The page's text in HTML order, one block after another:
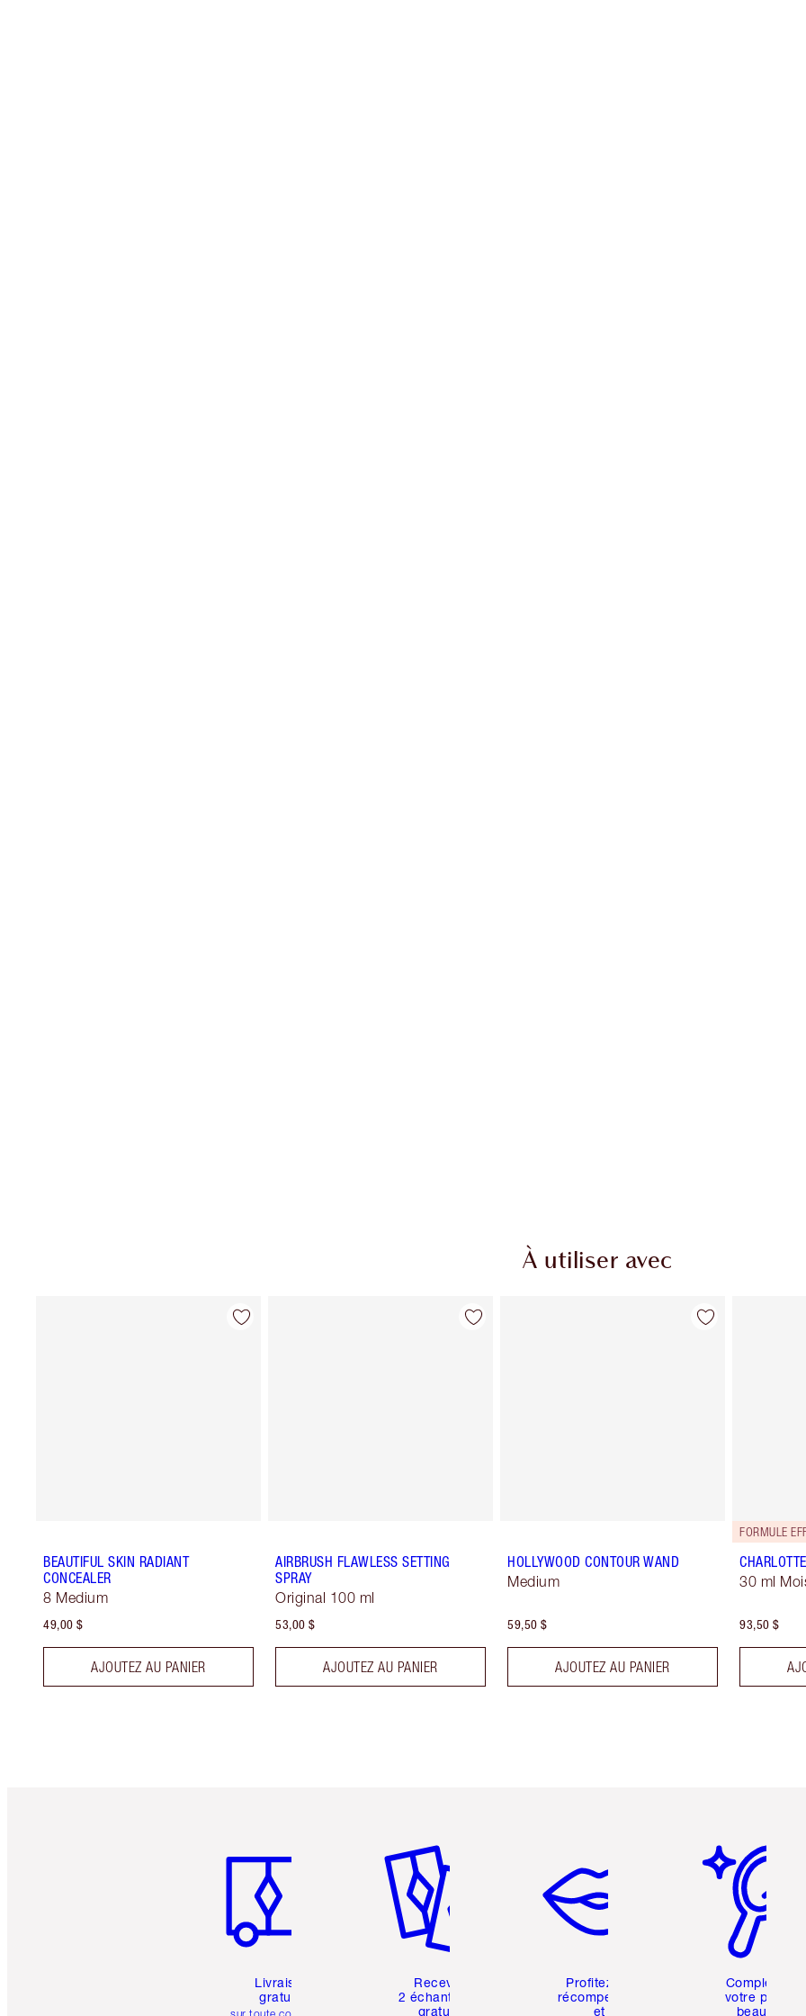
À utiliser avec
BEAUTIFUL SKIN RADIANT
CONCEALER
8 Medium
49,00 $
AJOUTEZ AU PANIER
AIRBRUSH FLAWLESS SETTING
SPRAY
Original 100 ml
53,00 $
AJOUTEZ AU PANIER
HOLLYWOOD CONTOUR WAND
Medium
59,50 $
AJOUTEZ AU PANIER
FORMULE
30 ml
93,50 $
Livraison
gratuite
Recevez
2 échantillons
gratuits
Profitez de
récompenses
et
Compléter
votre profil
beauté